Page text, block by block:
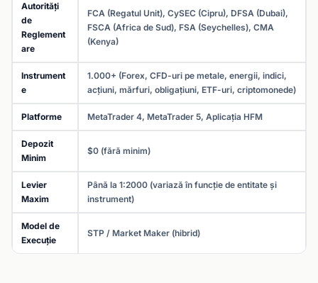
Autorități
de
Reglement
are
FCA (Regatul Unit), CySEC (Cipru), DFSA (Dubai),
FSCA (Africa de Sud), FSA (Seychelles), CMA
(Kenya)
Instrument
e
1.000+ (Forex, CFD-uri pe metale, energii, indici,
acțiuni, mărfuri, obligațiuni, ETF-uri, criptomonede)
Platforme MetaTrader 4, MetaTrader 5, Aplicația HFM
Depozit
Minim
$0 (fără minim)
Levier
Maxim
Până la 1:2000 (variază în funcție de entitate și
instrument)
Model de
Execuție
STP / Market Maker (hibrid)